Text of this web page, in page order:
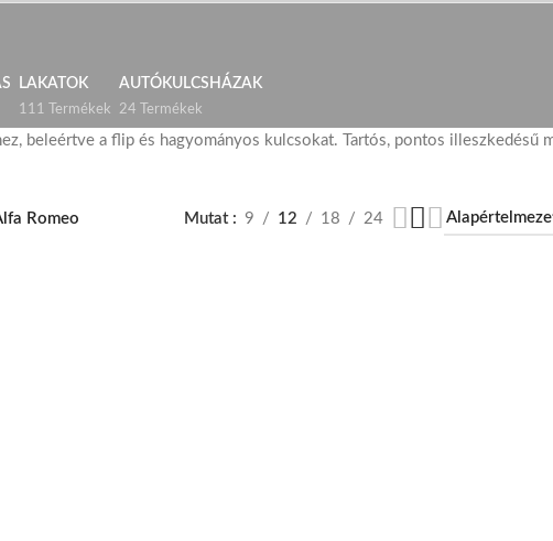
LAKATOK
111 Termékek
AUTÓKULCSHÁZAK
24 Termékek
beleértve a flip és hagyományos kulcsokat. Tartós, pontos illeszkedésű
Romeo Mutat 9 12 18 24